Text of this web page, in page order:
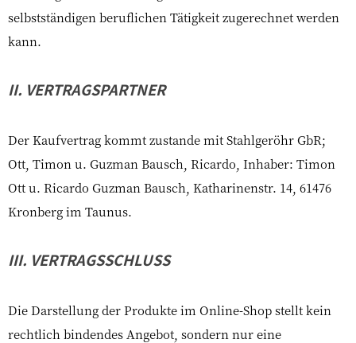
selbstständigen beruflichen Tätigkeit zugerechnet werden
kann.
II. VERTRAGSPARTNER
Der Kaufvertrag kommt zustande mit Stahlgeröhr GbR;
Ott, Timon u. Guzman Bausch, Ricardo, Inhaber: Timon
Ott u. Ricardo Guzman Bausch, Katharinenstr. 14, 61476
Kronberg im Taunus.
III. VERTRAGSSCHLUSS
Die Darstellung der Produkte im Online-Shop stellt kein
rechtlich bindendes Angebot, sondern nur eine